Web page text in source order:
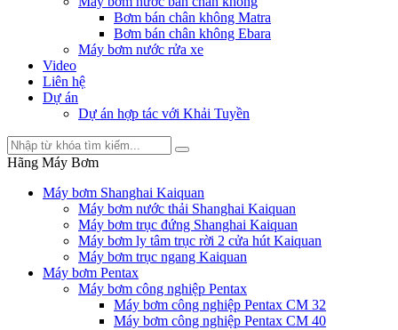
Bơm bán chân không Matra
Bơm bán chân không Ebara
Máy bơm nước rửa xe
Video
Liên hệ
Dự án
Dự án hợp tác với Khải Tuyền
Hãng Máy Bơm
Máy bơm Shanghai Kaiquan
Máy bơm nước thải Shanghai Kaiquan
Máy bơm trục đứng Shanghai Kaiquan
Máy bơm ly tâm trục rời 2 cửa hút Kaiquan
Máy bơm trục ngang Kaiquan
Máy bơm Pentax
Máy bơm công nghiệp Pentax
Máy bơm công nghiệp Pentax CM 32
Máy bơm công nghiệp Pentax CM 40